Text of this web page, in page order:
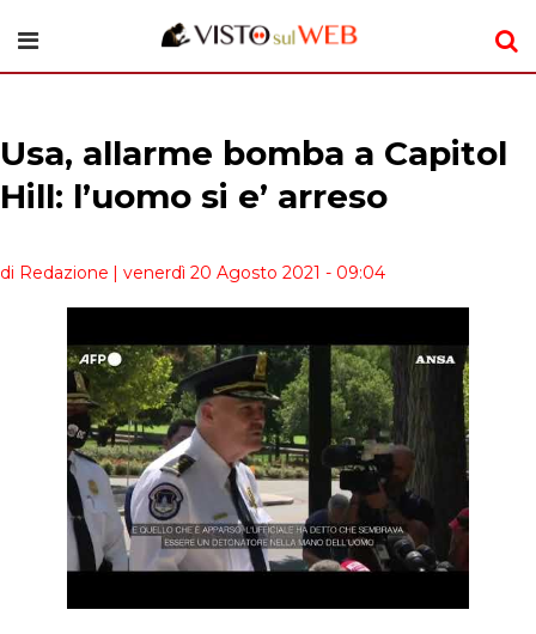
Usa, allarme bomba a Capitol
Hill: l’uomo si e’ arreso
di Redazione | venerdì 20 Agosto 2021 - 09:04